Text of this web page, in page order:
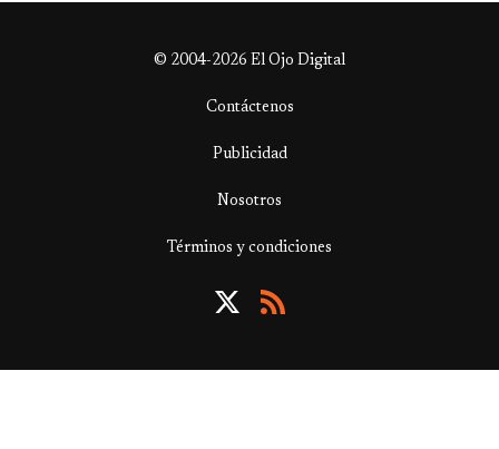
© 2004-2026 El Ojo Digital
Contáctenos
Publicidad
Nosotros
Términos y condiciones